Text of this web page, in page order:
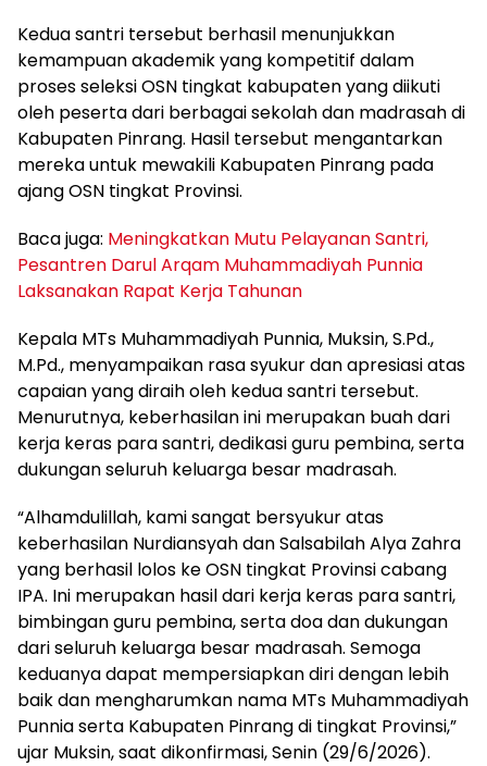
Kedua santri tersebut berhasil menunjukkan
kemampuan akademik yang kompetitif dalam
proses seleksi OSN tingkat kabupaten yang diikuti
oleh peserta dari berbagai sekolah dan madrasah di
Kabupaten Pinrang. Hasil tersebut mengantarkan
mereka untuk mewakili Kabupaten Pinrang pada
ajang OSN tingkat Provinsi.
Baca juga: Meningkatkan Mutu Pelayanan Santri,
Pesantren Darul Arqam Muhammadiyah Punnia
Laksanakan Rapat Kerja Tahunan
Kepala MTs Muhammadiyah Punnia, Muksin, S.Pd.,
M.Pd., menyampaikan rasa syukur dan apresiasi atas
capaian yang diraih oleh kedua santri tersebut.
Menurutnya, keberhasilan ini merupakan buah dari
kerja keras para santri, dedikasi guru pembina, serta
dukungan seluruh keluarga besar madrasah.
“Alhamdulillah, kami sangat bersyukur atas
keberhasilan Nurdiansyah dan Salsabilah Alya Zahra
yang berhasil lolos ke OSN tingkat Provinsi cabang
IPA. Ini merupakan hasil dari kerja keras para santri,
bimbingan guru pembina, serta doa dan dukungan
dari seluruh keluarga besar madrasah. Semoga
keduanya dapat mempersiapkan diri dengan lebih
baik dan mengharumkan nama MTs Muhammadiyah
Punnia serta Kabupaten Pinrang di tingkat Provinsi,”
ujar Muksin, saat dikonfirmasi, Senin (29/6/2026).